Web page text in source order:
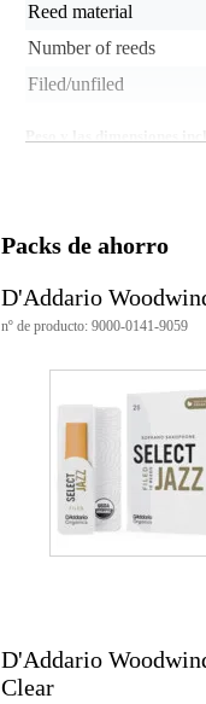
Reed material
Number of reeds
Filed/unfiled
número de cañas:
tipo: limado
material de la
adecuado para:
embalaje:
producido en:
Número de
Packs de ahorro
D'Addario
nº de producto: 9000-0141-9059
D'Addario
Clear